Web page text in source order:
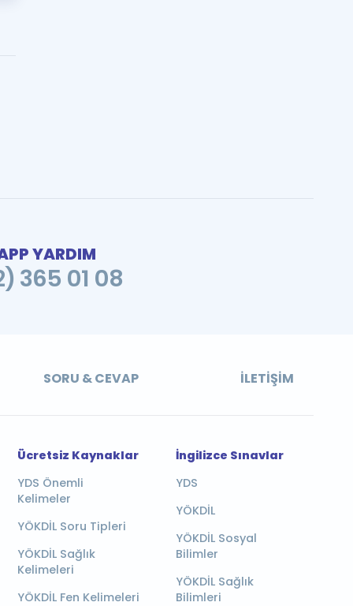
YARDIM
365 01 08
SORU & CEVAP İLETIŞIM
Ücretsiz Kaynaklar
YDS Önemli
Kelimeler
YÖKDİL Soru Tipleri
YÖKDİL Sağlık
Kelimeleri
YÖKDİL Fen Kelimeleri
İngilizce Sınavlar
YDS
YÖKDİL
YÖKDİL Sosyal
Bilimler
YÖKDİL Sağlık
Bilimleri